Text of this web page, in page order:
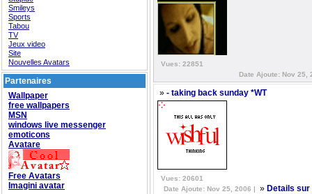
Smileys
Sports
Tabou
TV
Jeux video
Site
Nouvelles Avatars
Partenaires
Wallpaper
free wallpapers
MSN
windows live messenger
emoticons
Avatare
Free Avatars
Imagini avatar
Vues: 22851
Date Ajoute: Nov 25,
» - taking back sunday *WT
Vues: 20601
Date Ajoute: Nov 25, 2006 |
» Details sur